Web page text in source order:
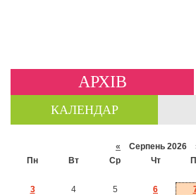
АРХІВ
КАЛЕНДАР
« Серпень 2026
Пн
Вт Ср Чт
3
4 5 6